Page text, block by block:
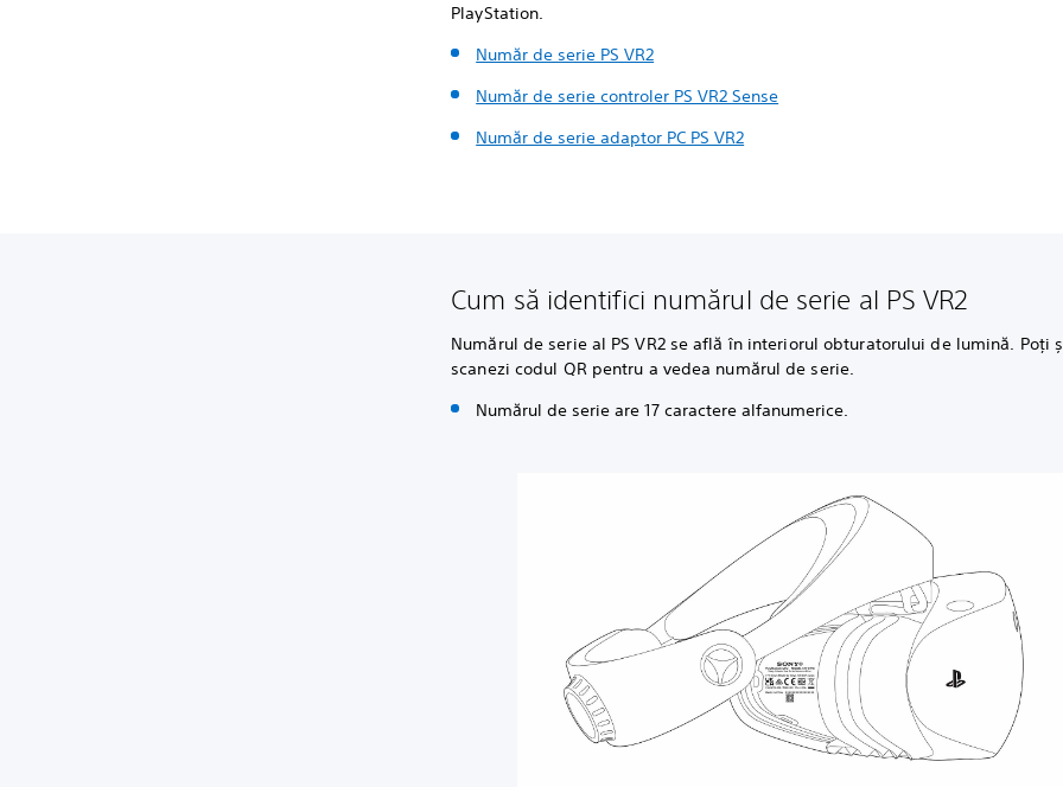
PlayStation.
Număr de serie PS VR2
Număr de serie controler PS VR2 Sense
Număr de serie adaptor PC PS VR2
Cum să identifici numărul de serie al PS VR2
Numărul de serie al PS VR2 se află în interiorul obturatorului de lumină. Poți
scanezi codul QR pentru a vedea numărul de serie.
Numărul de serie are 17 caractere alfanumerice.